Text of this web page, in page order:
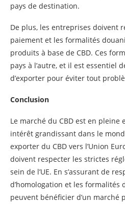
pays de destination.
De plus, les entreprises doivent
paiement et les formalités
produits à base de CBD. Ces
pays à l’autre, et il est essentiel
d’exporter pour éviter tout
Conclusion
Le marché du CBD est en pleine
intérêt grandissant dans le
exporter du CBD vers l’Union
doivent respecter les strictes
sein de l’UE. En s’assurant de
d’homologation et les formalités
peuvent bénéficier d’un marché